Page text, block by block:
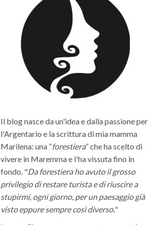
Il blog nasce da un'idea e dalla passione per
l'Argentario e la scrittura di mia mamma
Marilena: una “forestiera” che ha scelto di
vivere in Maremma e l'ha vissuta fino in
fondo. "Da forestiera ho avuto il grosso
privilegio di restare turista e di riuscire a
stupirmi, ogni giorno, per un paesaggio già
visto eppure sempre così diverso."